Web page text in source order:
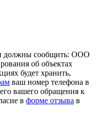
должны сообщить: ООО
об объектах
будет хранить,
ваш номер телефона в
вашего обращения к
в форме отзыва в